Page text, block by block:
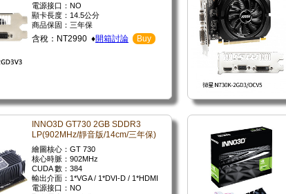
電源接口：NO
顯卡長度：14.5公分
商品保固：三年保
含稅：NT2990 ♦開箱討論 Buy
INNO3D GT730 2GB SDDR3
LP(902MHz/靜音版/14cm/三年保)
繪圖核心：GT 730
核心時脈：902MHz
CUDA 數：384
輸出介面：1*VGA / 1*DVI-D / 1*HDMI
電源接口：NO